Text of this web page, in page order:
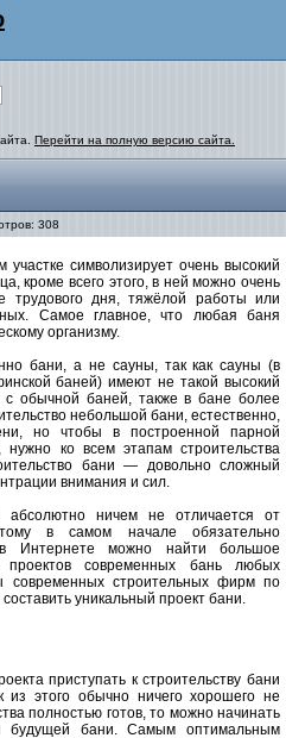
Перейти на полную версию сайта.
308
символизирует очень высокий
кроме всего этого, в ней можно очень
трудового дня, тяжёлой работы или
Самое главное, что любая баня
организму.
бани, а не сауны, так как сауны (в
баней) имеют не такой высокий
с обычной баней, также в бане более
небольшой бани, естественно,
но чтобы в построенной парной
нужно ко всем этапам строительства
бани — довольно сложный
внимания и сил.
абсолютно ничем не отличается от
в самом начале обязательно
в Интернете можно найти большое
проектов современных бань любых
современных строительных фирм по
уникальный проект бани.
приступать к строительству бани
из этого обычно ничего хорошего не
полностью готов, то можно начинать
будущей бани. Самым оптимальным